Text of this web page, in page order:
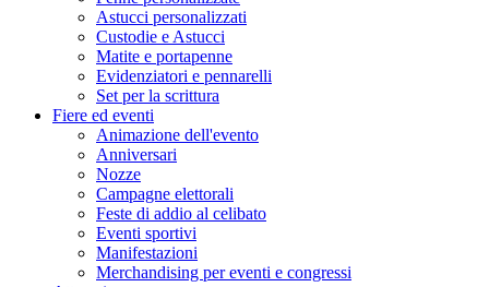
Astucci personalizzati
Custodie e Astucci
Matite e portapenne
Evidenziatori e pennarelli
Set per la scrittura
Fiere ed eventi
Animazione dell'evento
Anniversari
Nozze
Campagne elettorali
Feste di addio al celibato
Eventi sportivi
Manifestazioni
Merchandising per eventi e congressi